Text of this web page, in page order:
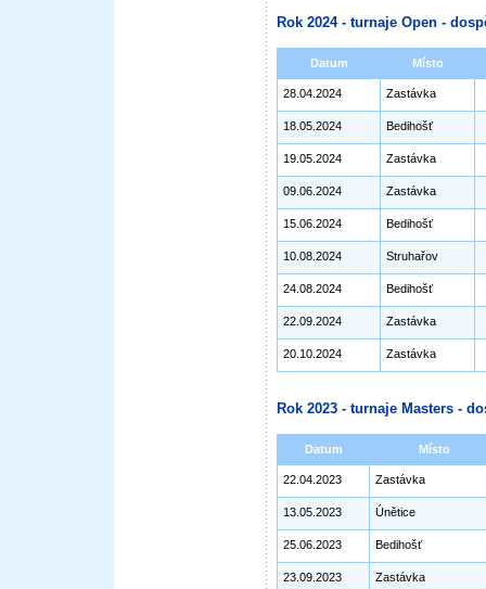
Rok 2024 - turnaje Open -
Datum Místo
28.04.2024 Zastávka
18.05.2024 Bedihošť
19.05.2024 Zastávka
09.06.2024 Zastávka
15.06.2024 Bedihošť
10.08.2024 Struhařov
24.08.2024 Bedihošť
22.09.2024 Zastávka
20.10.2024 Zastávka
Rok 2023 - turnaje Masters -
Datum Místo
22.04.2023 Zastávka
13.05.2023 Únětice
25.06.2023 Bedihošť
23.09.2023 Zastávka